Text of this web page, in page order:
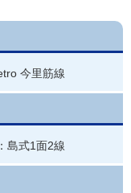
今里筋線
島式1面2線